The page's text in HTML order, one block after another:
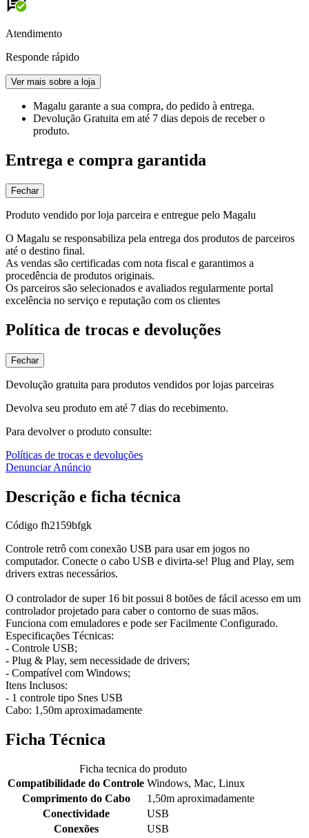
Atendimento
Responde rápido
Ver mais sobre a loja
Magalu garante a sua compra, do pedido à entrega.
Devolução Gratuita em até 7 dias depois de receber o
produto.
Entrega e compra garantida
Fechar
Produto vendido por loja parceira e entregue pelo Magalu
O Magalu se responsabiliza pela entrega dos produtos de parceiros
até o destino final.
As vendas são certificadas com nota fiscal e garantimos a
procedência de produtos originais.
Os parceiros são selecionados e avaliados regularmente portal
excelência no serviço e reputação com os clientes
Política de trocas e devoluções
Fechar
Devolução gratuita para produtos vendidos por lojas parceiras
Devolva seu produto em até 7 dias do recebimento.
Para devolver o produto consulte:
Políticas de trocas e devoluções
Denunciar Anúncio
Descrição e ficha técnica
Código fh2159bfgk
Controle retrô com conexão USB para usar em jogos no
computador. Conecte o cabo USB e divirta-se! Plug and Play, sem
drivers extras necessários.
O controlador de super 16 bit possui 8 botões de fácil acesso em um
controlador projetado para caber o contorno de suas mãos.
Funciona com emuladores e pode ser Facilmente Configurado.
Especificações Técnicas:
- Controle USB;
- Plug & Play, sem necessidade de drivers;
- Compatível com Windows;
Itens Inclusos:
- 1 controle tipo Snes USB
Cabo: 1,50m aproximadamente
Ficha Técnica
Ficha tecnica do produto
Compatibilidade do Controle Windows, Mac, Linux
Comprimento do Cabo
1,50m aproximadamente
Conectividade
USB
Conexões
USB